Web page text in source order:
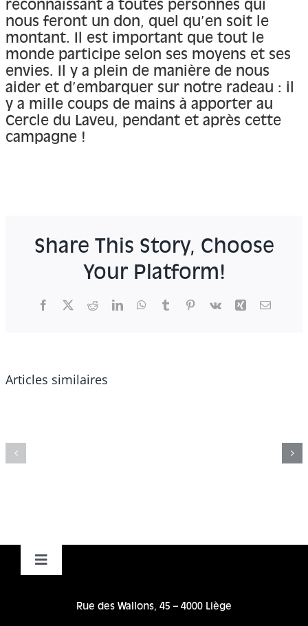
reconnaissant à toutes personnes qui
nous feront un don, quel qu’en soit le
montant. Il est important que tout le
monde participe selon ses moyens et ses
envies. Il y a plein de manière de nous
aider et d’embarquer sur notre radeau : il
y a mille coups de mains à apporter au
Cercle du Laveu, pendant et après cette
campagne !
Share This Story, Choose
Your Platform!
Facebook
X RedditLinkedInWhatsApp
TumblrPinterest
Vk Xing Email
Articles similaires
Fiscal
Toggle
Rue des Wallons, 45 – 4000 Liège